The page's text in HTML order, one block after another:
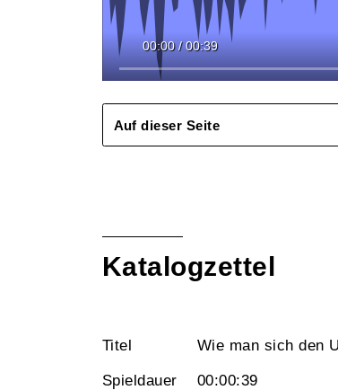
00:00 / 00:39
Auf dieser Seite
Katalogzettel
Titel Wie man sich den
Spieldauer 00:00:39